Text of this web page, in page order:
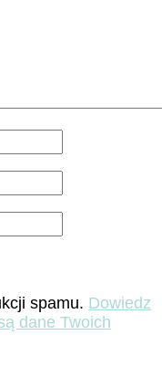
spamu. Dowiedz
dane Twoich